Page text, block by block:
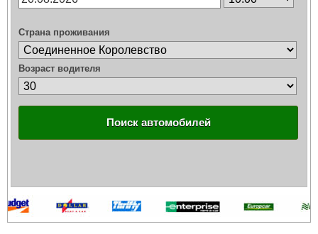
Страна проживания
Возраст водителя
Поиск автомобилей